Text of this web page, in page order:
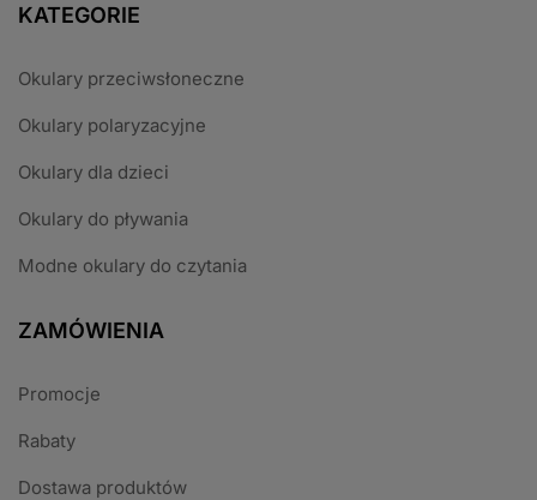
KATEGORIE
Okulary przeciwsłoneczne
Okulary polaryzacyjne
Okulary dla dzieci
Okulary do pływania
Modne okulary do czytania
ZAMÓWIENIA
Promocje
Rabaty
Dostawa produktów